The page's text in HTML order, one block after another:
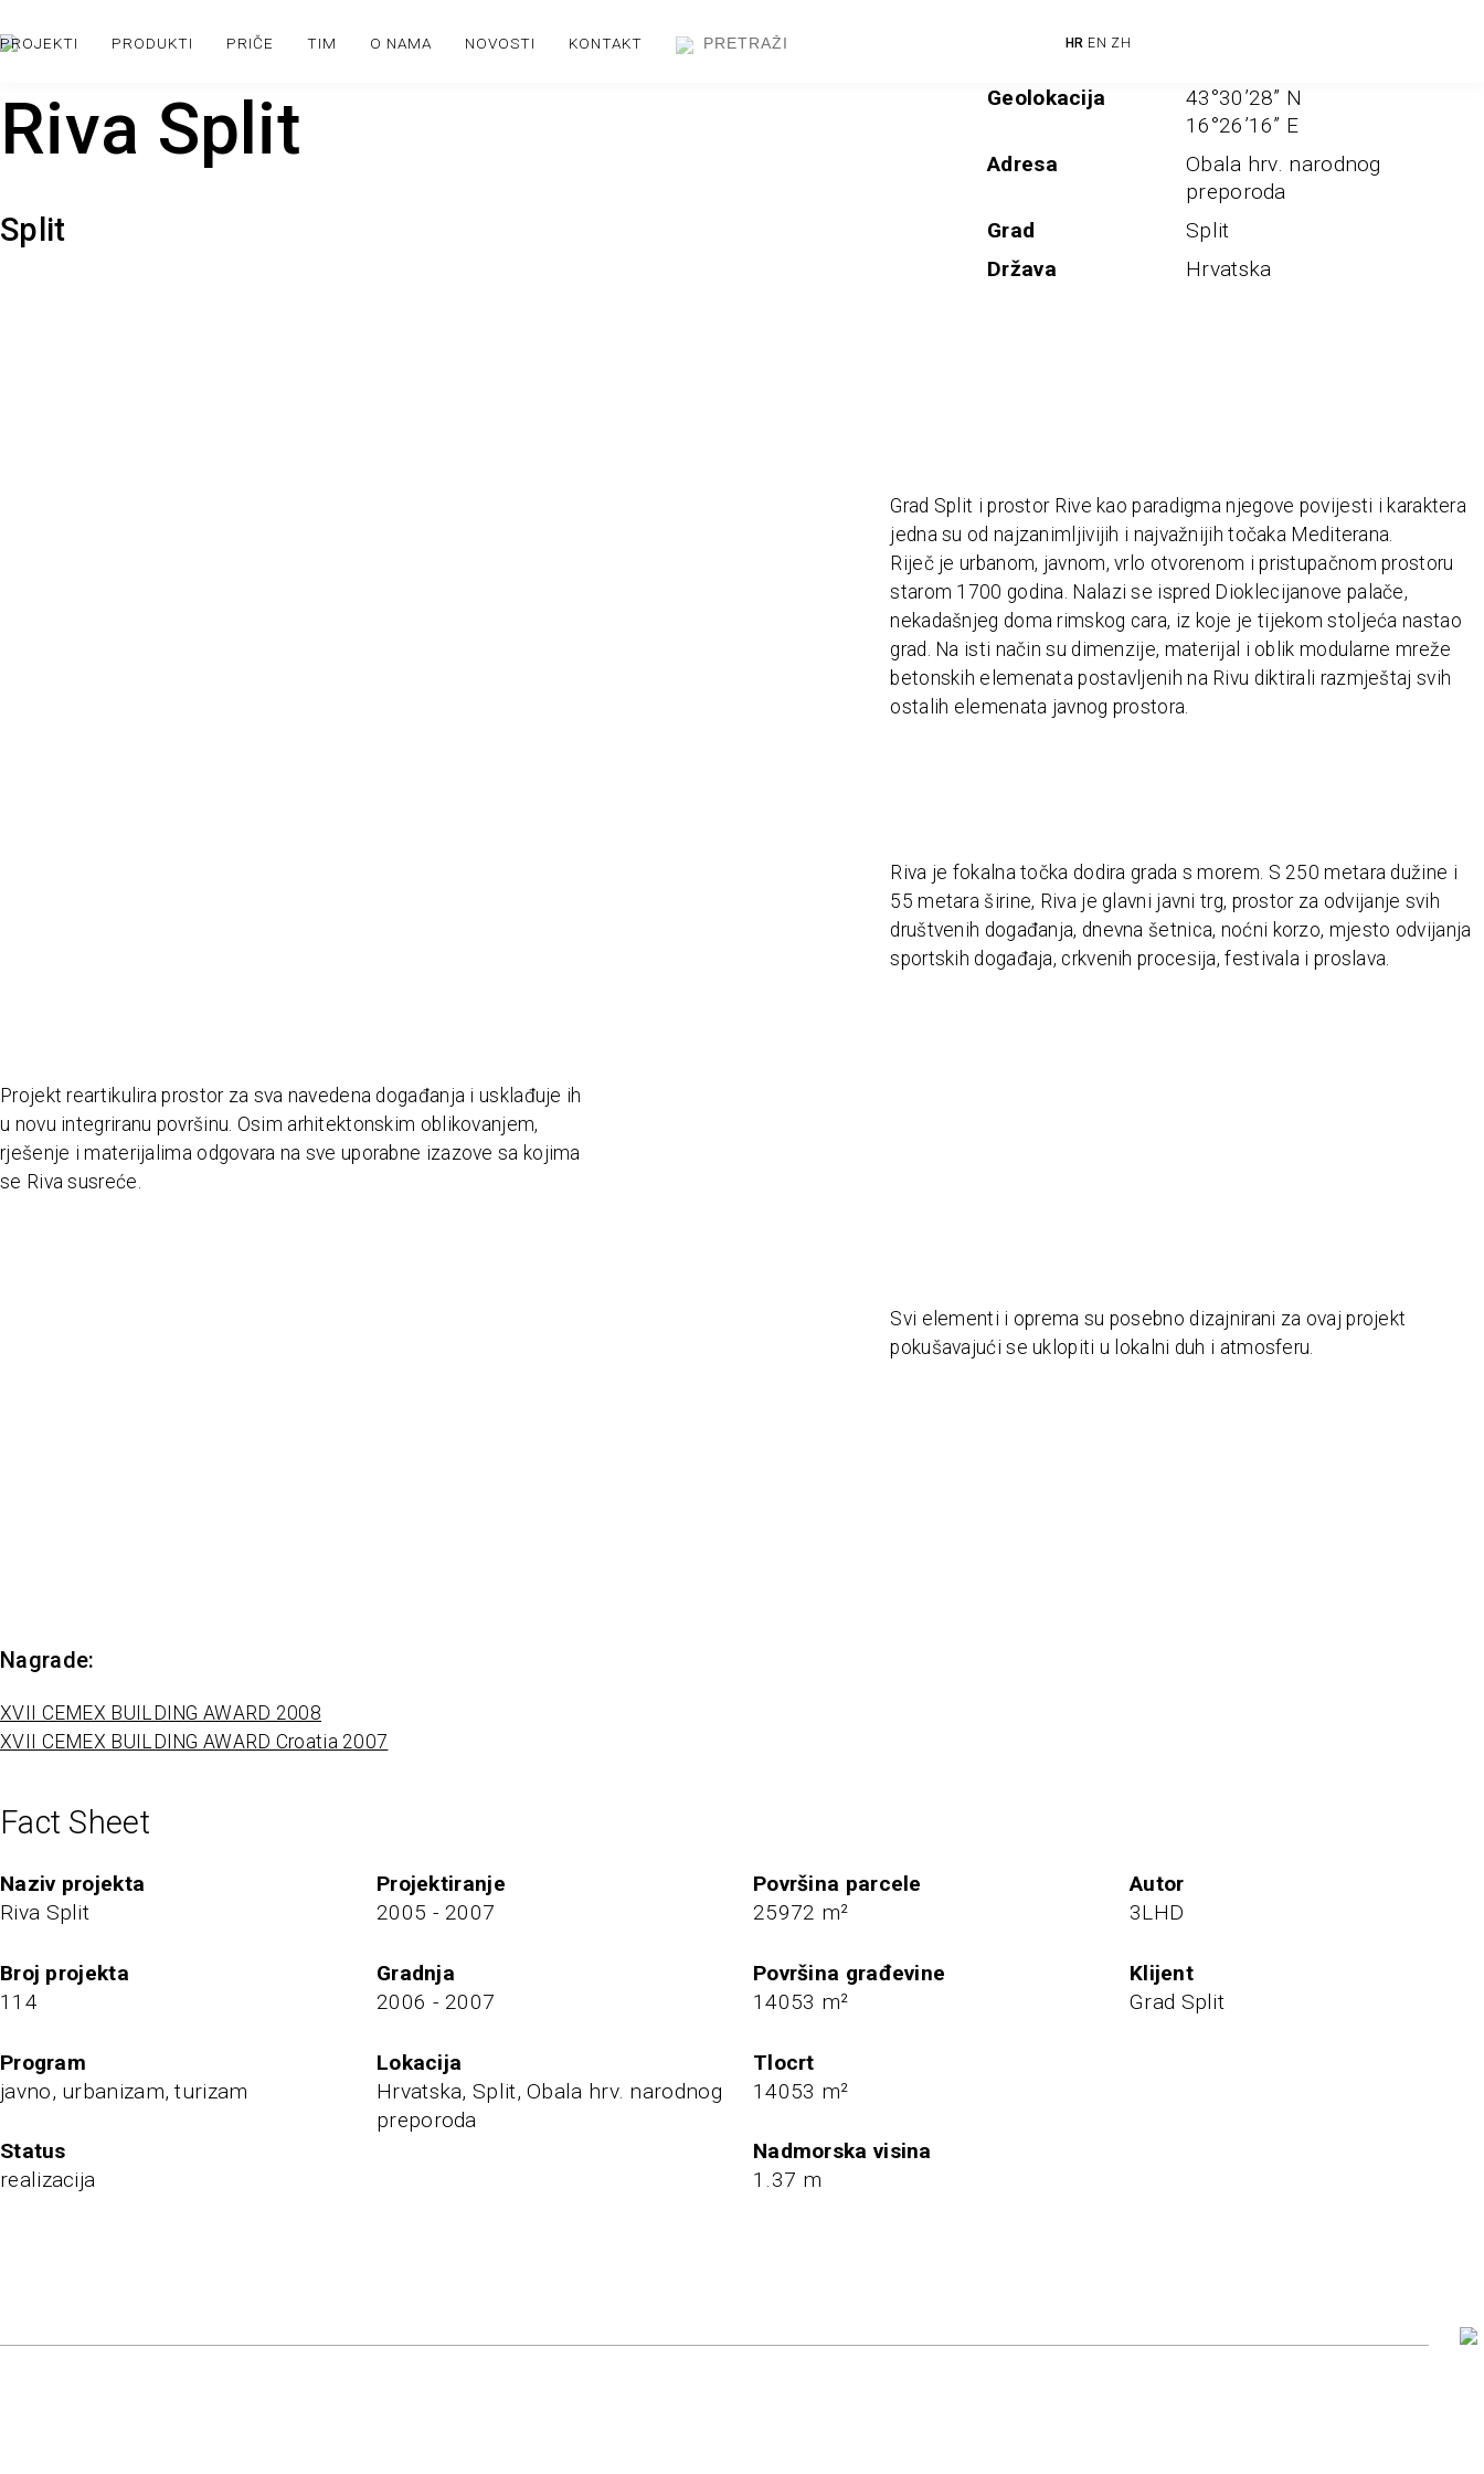
PROJEKTI PRODUKTI PRIČE TIM O NAMA NOVOSTI KONTAKT HR EN ZH
Riva Split
Split
Geolokacija
43°30’28” N
16°26’16” E
Adresa
Obala hrv. narodnog
preporoda
Grad
Split
Država
Hrvatska
Grad Split i prostor Rive kao paradigma njegove povijesti i karaktera
jedna su od najzanimljivijih i najvažnijih točaka Mediterana.
Riječ je urbanom, javnom, vrlo otvorenom i pristupačnom prostoru
starom 1700 godina. Nalazi se ispred Dioklecijanove palače,
nekadašnjeg doma rimskog cara, iz koje je tijekom stoljeća nastao
grad. Na isti način su dimenzije, materijal i oblik modularne mreže
betonskih elemenata postavljenih na Rivu diktirali razmještaj svih
ostalih elemenata javnog prostora.
Riva je fokalna točka dodira grada s morem. S 250 metara dužine i
55 metara širine, Riva je glavni javni trg, prostor za odvijanje svih
društvenih događanja, dnevna šetnica, noćni korzo, mjesto odvijanja
sportskih događaja, crkvenih procesija, festivala i proslava.
Projekt reartikulira prostor za sva navedena događanja i usklađuje ih
u novu integriranu površinu. Osim arhitektonskim oblikovanjem,
rješenje i materijalima odgovara na sve uporabne izazove sa kojima
se Riva susreće.
Svi elementi i oprema su posebno dizajnirani za ovaj projekt
pokušavajući se uklopiti u lokalni duh i atmosferu.
Nagrade:
XVII CEMEX BUILDING AWARD 2008
XVII CEMEX BUILDING AWARD Croatia 2007
Fact Sheet
naziv projekta
Riva Split
broj projekta
114
program
javno, urbanizam, turizam
status
realizacija
projektiranje
2005 - 2007
Gradnja
2006 - 2007
Lokacija
Hrvatska, Split, Obala hrv. narodnog
preporoda
Površina parcele
25972 m²
Površina građevine
14053 m²
Tlocrt
14053 m²
nadmorska visina
1.37 m
autor
3LHD
klijent
Grad Split